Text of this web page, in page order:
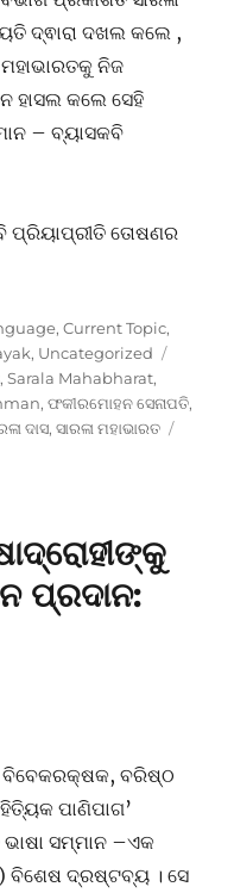
ଦ୍ଵାରା ଦଖଲ କଲେ ,
ନିଜ
ହାସଲ କଲେ ସେହି
– ବ୍ୟାସକବି
ପ୍ରିୟାପ୍ରୀତି ତୋଷଣର
,Current Topic,
, Uncategorized
,Sarala Mahabharat,
,ଫକୀରମୋହନ ସେନାପତି,
ଦାସ,ସାରଳା ମହାଭାରତ
ପ୍ରଦାନ:
ବିବେକରକ୍ଷକ, ବରିଷ୍ଠ
ପାଣିପାଗ’
ସମ୍ମାନ –ଏକ
ବିଶେଷ ଦ୍ରଷ୍ଟବ୍ୟ । ସେ